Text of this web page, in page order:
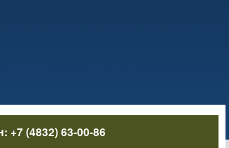
+7 (4832) 63-00-86